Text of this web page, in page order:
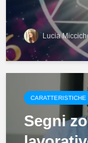
Lucia
Segni